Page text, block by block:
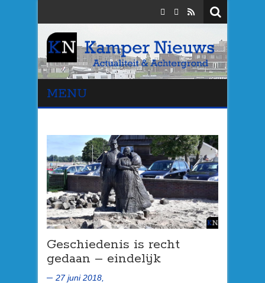
MENU
Geschiedenis is recht
gedaan – eindelijk
27 juni 2018,